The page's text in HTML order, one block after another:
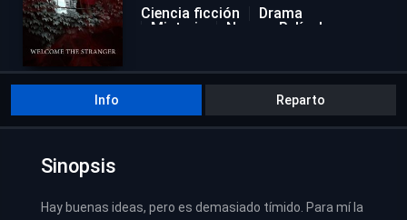
Ciencia ficción
Drama
Misterio
Nuevas Películas
Info Reparto
Sinopsis
Hay buenas ideas, pero es demasiado tímido. Para mí la